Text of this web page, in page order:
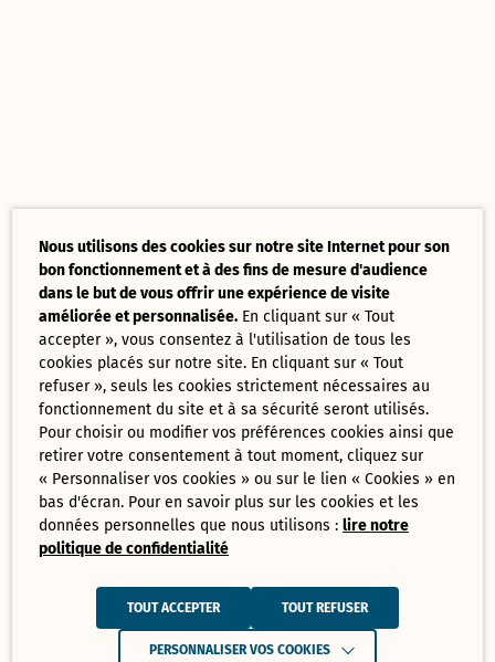
Nous utilisons des cookies sur notre site Internet pour son
bon fonctionnement et à des fins de mesure d'audience
dans le but de vous offrir une expérience de visite
améliorée et personnalisée. En cliquant sur « Tout
accepter », vous consentez à l'utilisation de tous les
cookies placés sur notre site. En cliquant sur « Tout
refuser », seuls les cookies strictement nécessaires au
fonctionnement du site et à sa sécurité seront utilisés.
Pour choisir ou modifier vos préférences cookies ainsi que
retirer votre consentement à tout moment, cliquez sur
« Personnaliser vos cookies » ou sur le lien « Cookies » en
bas d'écran. Pour en savoir plus sur les cookies et les
données personnelles que nous utilisons :lire notre
politique de confidentialité
TOUT ACCEPTER TOUT REFUSER
PERSONNALISER VOS COOKIES